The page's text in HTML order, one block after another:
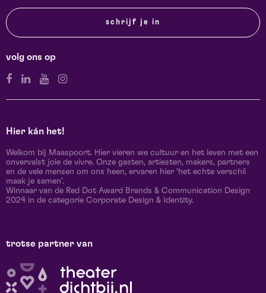
schrijf je in
volg ons op
Hier kán het!
Welkom bij Maaspoort. Hier vieren we cultuur en het leven met een
onvervalst joie de vivre. Onze gasten, artiesten, makers, partners
en de vele mensen om ons heen, ervaren hier ‘het echte verschil
maak je samen’.
Winnaar van de Red Dot Award Brands & Communication Design
2024 in de categorie Corporate Design & Identity.
trotse partner van